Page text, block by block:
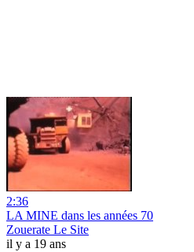
2:36
LA MINE dans les années 70
Zouerate Le Site
il y a 19 ans